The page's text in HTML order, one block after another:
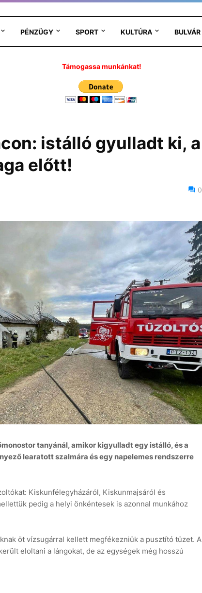
PÉNZÜGY SPORT KULTÚRA BULVÁR
Támogassa munkánkat!
istálló gyulladt ki, a
előtt!
0
tanyánál, amikor kigyulladt egy istálló, és a
learatott szalmára és egy napelemes rendszerre
Kiskunfélegyházáról, Kiskunmajsáról és
pedig a helyi önkéntesek is azonnal munkához
öt vízsugárral kellett megfékezniük a pusztító tüzet. A
eloltani a lángokat, de az egységek még hosszú